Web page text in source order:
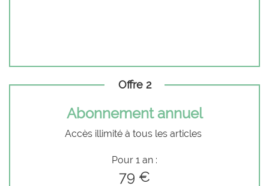
Offre 2
Abonnement annuel
Accès illimité à tous les articles
Pour 1 an :
79 €